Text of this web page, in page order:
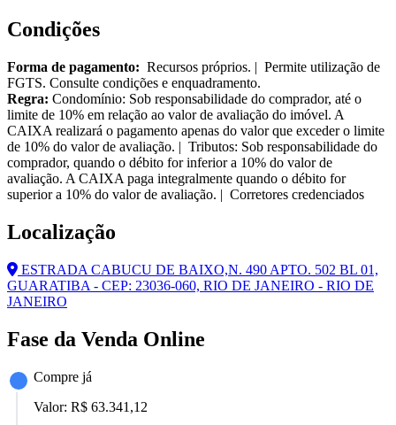
Condições
Forma de pagamento: Recursos próprios. | Permite utilização de
FGTS. Consulte condições e enquadramento.
Regra: Condomínio: Sob responsabilidade do comprador, até o
limite de 10% em relação ao valor de avaliação do imóvel. A
CAIXA realizará o pagamento apenas do valor que exceder o limite
de 10% do valor de avaliação. | Tributos: Sob responsabilidade do
comprador, quando o débito for inferior a 10% do valor de
avaliação. A CAIXA paga integralmente quando o débito for
superior a 10% do valor de avaliação. | Corretores credenciados
Localização
ESTRADA CABUCU DE BAIXO,N. 490 APTO. 502 BL 01,
GUARATIBA - CEP: 23036-060, RIO DE JANEIRO - RIO DE
JANEIRO
Fase da Venda Online
Compre já
Valor: R$ 63.341,12